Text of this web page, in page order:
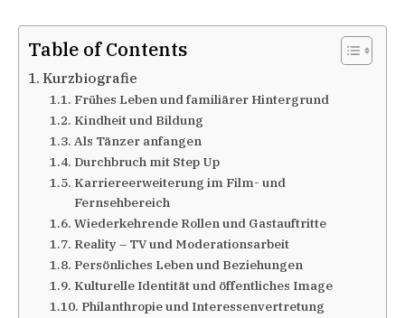
Table of Contents
Kurzbiografie​
Frühes Leben und familiärer Hintergrund
Kindheit und Bildung
Als Tänzer anfangen​​
Durchbruch mit Step Up
Karriereerweiterung im Film- und
Fernsehbereich
Wiederkehrende Rollen und Gastauftritte​
Reality – TV und Moderationsarbeit
Persönliches Leben und Beziehungen
Kulturelle Identität und öffentliches Image
Philanthropie und Interessenvertretung